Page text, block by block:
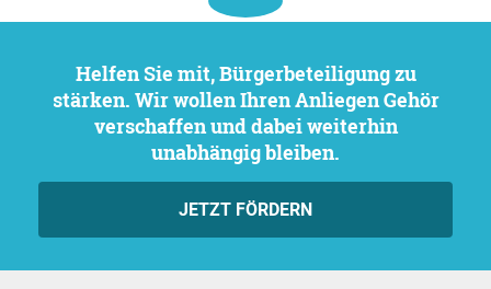
Helfen Sie mit, Bürgerbeteiligung zu
stärken. Wir wollen Ihren Anliegen Gehör
verschaffen und dabei weiterhin
unabhängig bleiben.
JETZT FÖRDERN